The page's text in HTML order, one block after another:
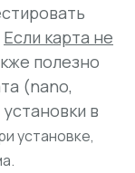
Если карта не
полезно
(nano,
в
установке,